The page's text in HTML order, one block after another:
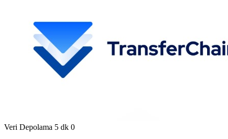
Veri Depolama 5 dk 0